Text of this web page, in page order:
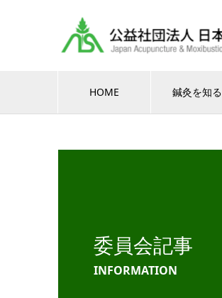
HOME 鍼灸を知る
委員会記事
INFORMATION